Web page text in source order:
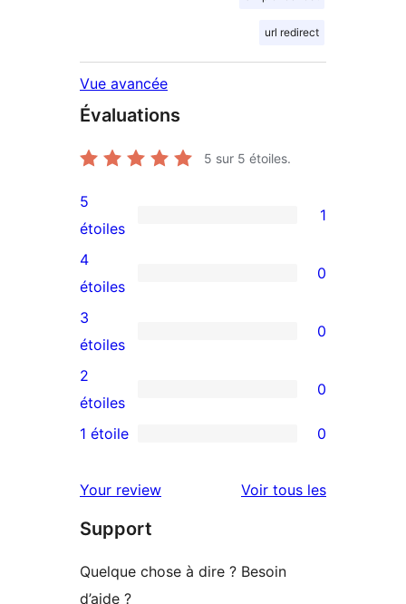
url redirect
Vue avancée
Évaluations
5 sur 5 étoiles.
1
avis
à
5
étoile
5
étoiles
1
0
avis
à
4
étoile
4
étoiles
0
0
avis
à
3
3
étoiles
0
0
avis
2
2
étoiles
0
à
1
1 étoile 0
Your review Voir tous lesavis
Support
Quelque chose à dire ? Besoin
d’aide ?